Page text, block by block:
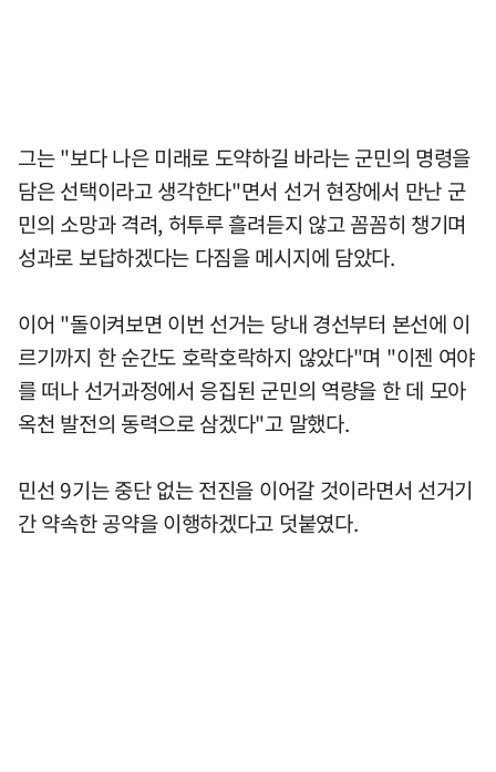
그는 "보다 나은 미래로 도약하길 바라는 군민의 명령을
담은 선택이라고 생각한다"면서 선거 현장에서 만난 군
민의 소망과 격려, 허투루 흘려듣지 않고 꼼꼼히 챙기며
성과로 보답하겠다는 다짐을 메시지에 담았다.
이어 "돌이켜보면 이번 선거는 당내 경선부터 본선에 이
르기까지 한 순간도 호락호락하지 않았다"며 "이젠 여야
를 떠나 선거과정에서 응집된 군민의 역량을 한 데 모아
옥천 발전의 동력으로 삼겠다"고 말했다.
민선 9기는 중단 없는 전진을 이어갈 것이라면서 선거기
간 약속한 공약을 이행하겠다고 덧붙였다.